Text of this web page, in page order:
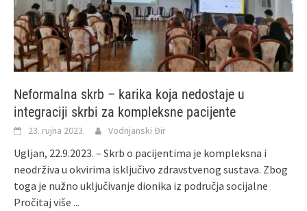
Neformalna skrb – karika koja nedostaje u
integraciji skrbi za kompleksne pacijente
23. rujna 2023. Vodnjanski Đir
Ugljan, 22.9.2023. – Skrb o pacijentima je kompleksna i
neodrživa u okvirima isključivo zdravstvenog sustava. Zbog
toga je nužno uključivanje dionika iz područja socijalne
Pročitaj više ...